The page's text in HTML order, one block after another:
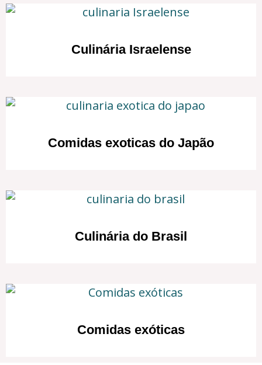
Culinária Israelense
Comidas exoticas do Japão
Culinária do Brasil
Comidas exóticas